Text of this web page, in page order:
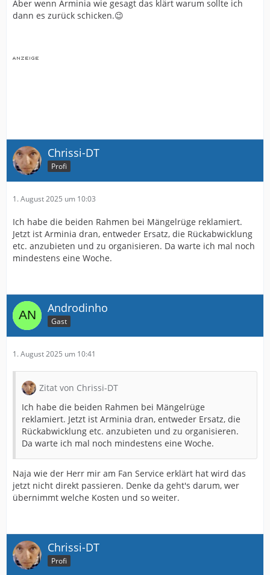
Aber wenn Arminia wie gesagt das klärt warum sollte ich
dann es zurück schicken.😉
Chrissi-DT
Profi
1. August 2025 um 10:03
Ich habe die beiden Rahmen bei Mängelrüge reklamiert.
Jetzt ist Arminia dran, entweder Ersatz, die Rückabwicklung
etc. anzubieten und zu organisieren. Da warte ich mal noch
mindestens eine Woche.
Androdinho
Gast
1. August 2025 um 10:41
Zitat von Chrissi-DT
Ich habe die beiden Rahmen bei Mängelrüge
reklamiert. Jetzt ist Arminia dran, entweder Ersatz, die
Rückabwicklung etc. anzubieten und zu organisieren.
Da warte ich mal noch mindestens eine Woche.
Naja wie der Herr mir am Fan Service erklärt hat wird das
jetzt nicht direkt passieren. Denke da geht's darum, wer
übernimmt welche Kosten und so weiter.
Chrissi-DT
Profi